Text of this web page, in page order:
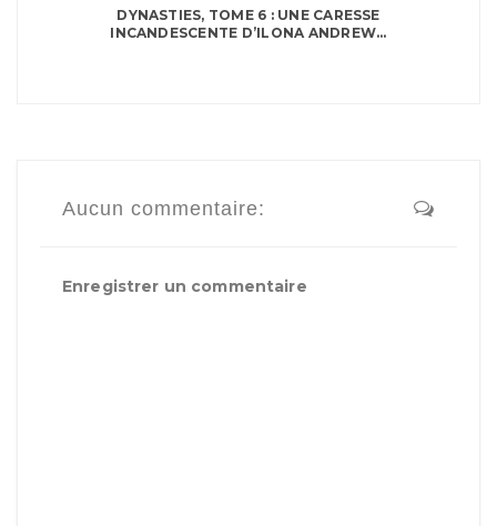
DYNASTIES, TOME 6 : UNE CARESSE
INCANDESCENTE D’ILONA ANDREW...
Aucun commentaire:
Enregistrer un commentaire